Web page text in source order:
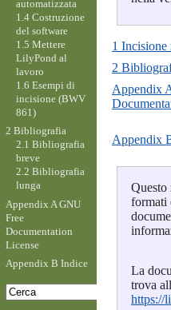
1 Incisione
2
Appendix
Appendix
Questo
formati
La
trova
https://
automatizzata
1.4 Costruzione
del software
1.5 Mettere
LilyPond al
lavoro
1.6 Esempi di
incisione (BWV
861)
2 Bibliografia
2.1 Bibliografia
breve
2.2 Bibliografia
lunga
Appendix A GNU
Free
Documentation
License
Appendix B Indice